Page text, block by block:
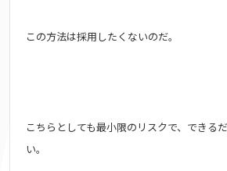
この方法は採用したくないのだ。
こちらとしても最小限のリスクで、できる
い。